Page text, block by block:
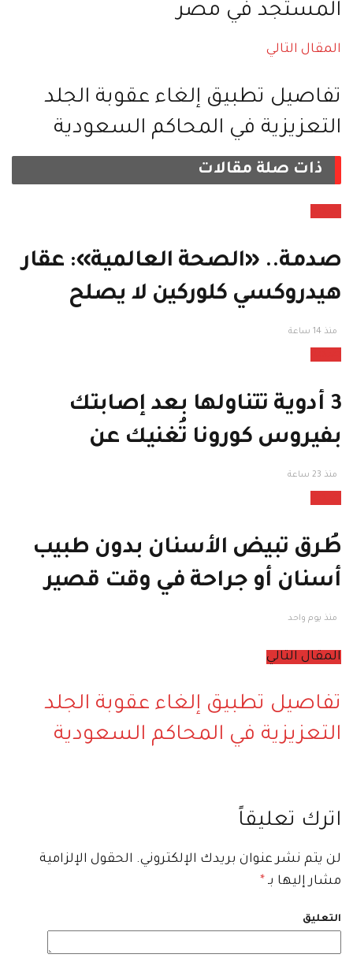
المستجد في مصر
المقال التالي
تفاصيل تطبيق إلغاء عقوبة الجلد
التعزيزية في المحاكم السعودية
ذات صلة مقالات
صدمة.. «الصحة العالمية»: عقار
هيدروكسي كلوركين لا يصلح
لعلاج كورونا
منذ 14 ساعة
3 أدوية تتناولها بعد إصابتك
بفيروس كورونا تُغنيك عن
المستشفيات “تابع التفاصيل”
منذ 23 ساعة
طُرق تبيض الأسنان بدون طبيب
أسنان أو جراحة في وقت قصير
منذ يوم واحد
المقال التالي
تفاصيل تطبيق إلغاء عقوبة الجلد
التعزيزية في المحاكم السعودية
اترك تعليقاً
لن يتم نشر عنوان بريدك الإلكتروني. الحقول الإلزامية
مشار إليها بـ *
التعليق